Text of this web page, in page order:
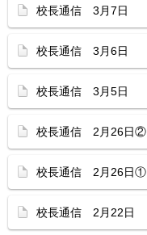
校長通信 3月7日
校長通信 3月6日
校長通信 3月5日
校長通信 2月26日②
校長通信 2月26日①
校長通信 2月22日